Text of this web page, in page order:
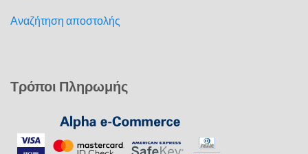
Αναζήτηση αποστολής
Τρόποι Πληρωμής